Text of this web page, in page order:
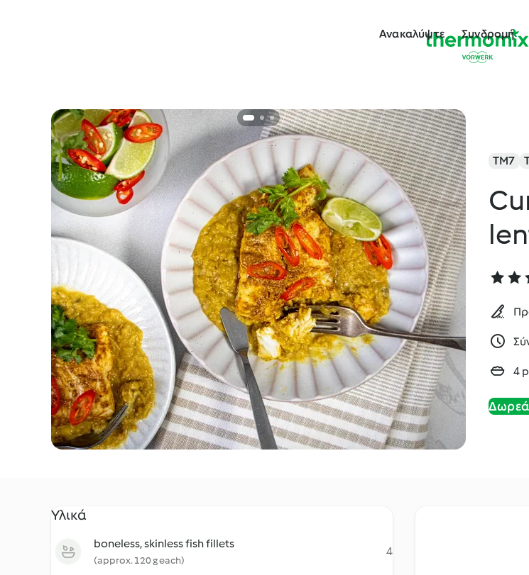
Ανακαλύψτε Συνδρομή
TM7
4
Υλικά
boneless, skinless fish fillets
(approx. 120 g each)
4